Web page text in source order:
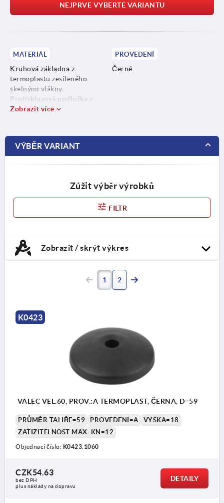
NEJPRVE VYBERTE VARIANTU
MATERIÁL
Kruhová základna z
termoplastu zesíleného
skelnými vlákny.
Protiskluzová podložka z
termoplastického elastomeru.
PROVEDENÍ
Černé.
Zobrazit více
VÝBĚR VARIANT
Zúžit výběr výrobků
FILTR
Zobrazit / skrýt výkres
1 2
K0423
VÁLEC VEL.60, PROV.:A TERMOPLAST, ČERNÁ, D=59
PRŮMĚR TALÍŘE=59 PROVEDENÍ=A
VÝŠKA=18
ZATÍŽITELNOST MAX. KN=12
Objednací číslo: K0423.1060
CZK54.63
bez DPH
plus náklady na dopravu
DETAILY